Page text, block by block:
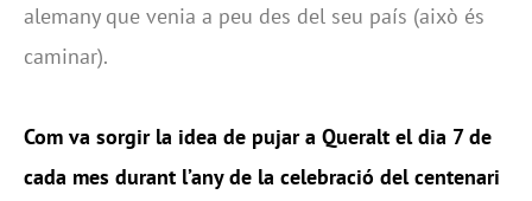
alemany que venia a peu des del seu país (això és
caminar).
Com va sorgir la idea de pujar a Queralt el dia 7 de
cada mes durant l’any de la celebració del centenari